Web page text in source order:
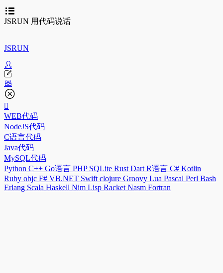
JSRUN 用代码说话
JSRUN
WEB代码
NodeJS代码
C语言代码
Java代码
MySQL代码
Python C++ Go语言 PHP SQLite Rust Dart R语言 C# Kotlin
Ruby objc F# VB.NET Swift clojure Groovy Lua Pascal Perl Bash
Erlang Scala Haskell Nim Lisp Racket Nasm Fortran